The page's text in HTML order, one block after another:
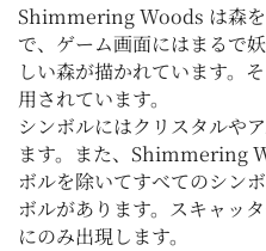
Shimmering Woods は森を
で、ゲーム画面にはまるで
しい森が描かれています。
用されています。
シンボルにはクリスタルや
ます。また、Shimmering
ボルを除いてすべてのシン
ボルがあります。スキャッ
にのみ出現します。